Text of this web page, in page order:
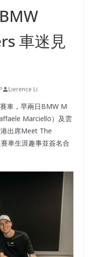
車迷見
Lierence Li
車，早兩日BMW M
Marciello）及雲
出席Meet The
車生涯趣事並簽名合